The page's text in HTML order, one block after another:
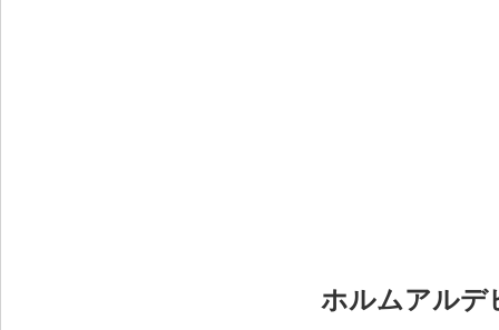
ホルムアルデ